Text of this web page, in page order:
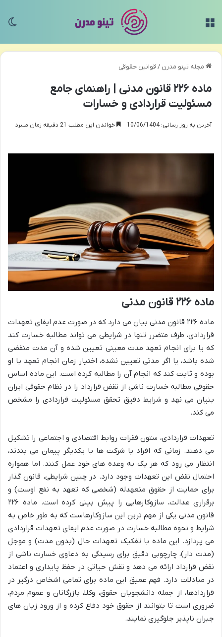
مجله تینو مدرن / قوانین حقوقی
ماده ۲۲۶ قانون مدنی | راهنمای جامع
مسئولیت قراردادی و خسارات
آخرین به روز رسانی: 10/06/1404 خواندن این مطلب 21 دقیقه زمان میبرد
ماده ۲۲۶ قانون مدنی
ماده ۲۲۶ قانون مدنی بیان می دارد که در صورت عدم ایفای تعهدات
قراردادی، طرف متضرر تنها در شرایطی می تواند مطالبه خسارت کند
که یا برای انجام تعهد مدت معینی تعیین شده و آن مدت منقضی
شده باشد، یا اگر مدتی تعیین نشده، اختیار زمان انجام تعهد با او
بوده و ثابت کند که انجام آن را مطالبه کرده است. این ماده اساس
حقوقی مطالبه خسارت ناشی از نقض قرارداد را در نظام حقوقی ایران
بنیان می نهد و شرایط دقیق تحقق مسئولیت قراردادی را مشخص
می کند.
تعهدات قراردادی، ستون فقرات روابط اقتصادی و اجتماعی را تشکیل
می دهند. زمانی که افراد یا شرکت ها با یکدیگر پیمان می بندند،
انتظار می رود که هر یک به وعده های خود عمل کنند. اما همواره
احتمال نقض این تعهدات وجود دارد. در چنین شرایطی، قانون گذار
برای حمایت از حقوق متعهدله (شخصی که تعهد به نفع اوست) و
برقراری عدالت، سازوکارهایی را پیش بینی کرده است. ماده ۲۲۶
قانون مدنی یکی از مهم ترین این سازوکارهاست که به طور خاص به
شرایط و نحوه مطالبه خسارت در صورت عدم ایفای تعهدات قراردادی
می پردازد. این ماده با تفکیک تعهدات حال (بدون مدت) و موجل
(مدت دار)، چارچوبی دقیق برای رسیدگی به دعاوی خسارت ناشی از
نقض قرارداد ارائه می دهد و نقش حیاتی در حفظ پایداری و اعتماد
در مبادلات دارد. فهم عمیق این ماده برای تمامی اشخاص درگیر در
قراردادها، از جمله دانشجویان حقوق، وکلا، بازرگانان و عموم مردم،
ضروری است تا بتوانند از حقوق خود دفاع کرده و از ورود زیان های
جبران ناپذیر جلوگیری نمایند.